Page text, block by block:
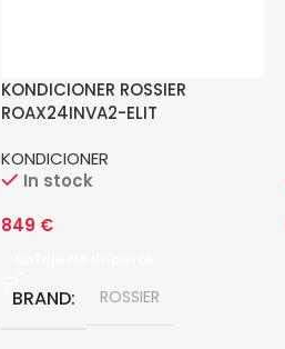
KONDICIONER ROSSIER
ROAX24INVA2-ELIT
KONDICIONER
In stock
849 €
BRAND ROSSIER